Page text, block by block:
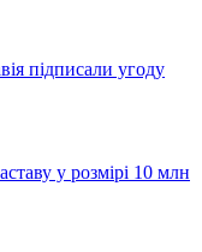
підписали угоду
у розмірі 10 млн